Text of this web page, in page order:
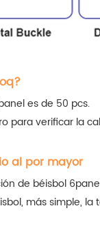
es de 50 pcs.
para verificar la
al por mayor
de béisbol
más simple,